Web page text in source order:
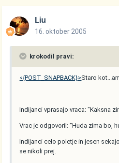
Liu
16. oktober 2005
krokodil pravi:
<{POST_SNAPBACK}>Staro
Indijanci vprasajo vraca: "Kaksna
Vrac je odgovoril: "Huda zima bo,
Indijanci celo poletje in jesen
se nikoli prej.